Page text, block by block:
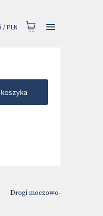
/PLN
Drogi moczowo-płciowe